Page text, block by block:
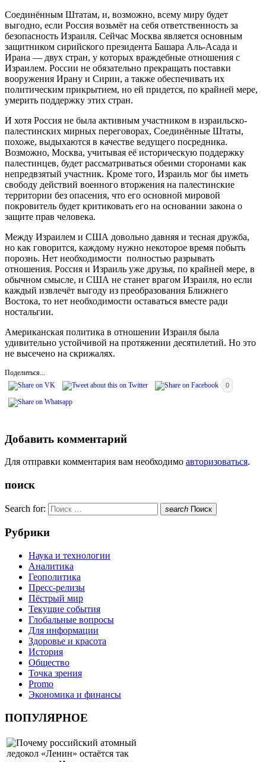
Соединённым Штатам, и, возможно, всему миру будет
выгодно, если Россия возьмёт на себя ответственность за
безопасность Израиля. Сейчас Москва является основным
защитником сирийского президента Башара Аль-Асада и
Ирана — двух стран, у которых враждебные отношения с
Израилем. России не обязательно прекращать поставки
вооружения Ирану и Сирии, а также обеспечивать их
политическим прикрытием, но ей придется, по крайней мере,
умерить поддержку этих стран.
И хотя Россия не была активным участником в израильско-
палестинских мирных переговорах, Соединённые Штаты,
похоже, выдыхаются в качестве ведущего посредника.
Возможно, Москва, учитывая её историческую поддержку
палестинцев, будет рассматриваться обеими сторонами как
непредвзятый участник. Кроме того, Израиль мог бы иметь
свободу действий военного вторжения на палестинские
территории без опасения, что его основной мировой
покровитель будет критиковать его на основании закона о
защите прав человека.
Между Израилем и США довольно давняя и тесная дружба,
но как говорится, каждому нужно некоторое время побыть
порознь. Нет необходимости полностью разрывать
отношения. Россия и Израиль уже друзья, по крайней мере, в
обычном смысле, и США не станет врагом Израиля, но если
каждый извлечёт выгоду из преобразования Ближнего
Востока, то нет необходимости оставаться вместе ради
ностальгии.
Американская политика в отношении Израиля была
удивительно устойчивой на протяжении десятилетий. Но это
не высечено на скрижалях.
Поделиться...
0
Добавить комментарий
Для отправки комментария вам необходимо авторизоваться.
поиск
Search for: search Поиск
Рубрики
Наука и технологии
Аналитика
Геополитика
Пресс-релизы
Пёстрый мир
Текущие события
Глобальные вопросы
Для информации
Здоровье и красота
История
Общество
Точка зрения
Promo
Экономика и финансы
ПОПУЛЯРНОЕ